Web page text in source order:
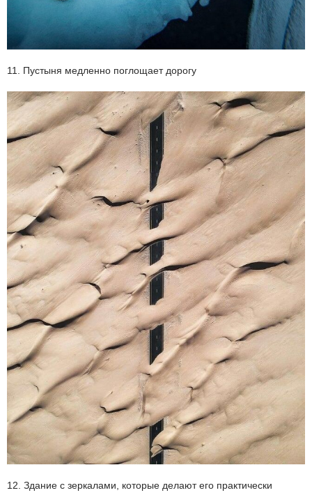
11. Пустыня медленно поглощает дорогу
12. Здание с зеркалами, которые делают его практически